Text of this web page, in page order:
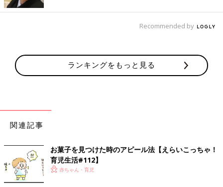
Recommended by
ランキングをもっと見る
関連記事
お菓子を見つけた時のアピール法【えらいこっちゃ！
育児生活#112】
赤ちゃん・育児